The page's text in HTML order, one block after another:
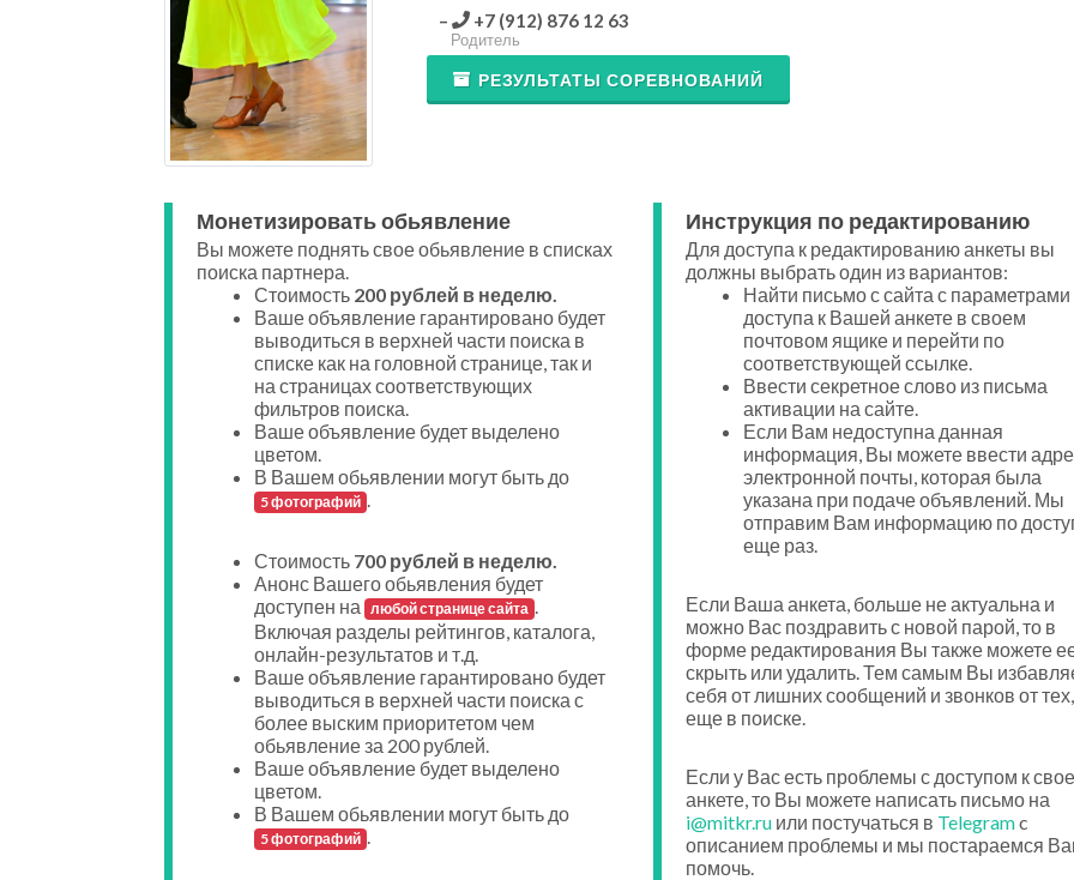
+7 (912) 876 12 63
Родитель
РЕЗУЛЬТАТЫ СОРЕВНОВАНИЙ
Монетизировать обьявление
Вы можете поднять свое обьявление в списках
поиска партнера.
Стоимость 200 рублей в неделю.
Ваше объявление гарантировано будет
выводиться в верхней части поиска в
списке как на головной странице, так и
на страницах соответствующих
фильтров поиска.
Ваше объявление будет выделено
цветом.
В Вашем обьявлении могут быть до
5 фотографий .
Стоимость 700 рублей в неделю.
Анонс Вашего обьявления будет
доступен на любой странице сайта .
Включая разделы рейтингов, каталога,
онлайн-результатов и т.д.
Ваше объявление гарантировано будет
выводиться в верхней части поиска с
более выским приоритетом чем
обьявление за 200 рублей.
Ваше объявление будет выделено
цветом.
В Вашем обьявлении могут быть до
5 фотографий .
Инструкция по редактированию
Для доступа к редактированию анкеты вы
должны выбрать один из вариантов:
Найти письмо с сайта с параметрами
доступа к Вашей анкете в своем
почтовом ящике и перейти по
соответствующей ссылке.
Ввести секретное слово из письма
активации на сайте.
Если Вам недоступна данная
информация, Вы можете ввести
электронной почты, которая была
указана при подаче объявлений. Мы
отправим Вам информацию по
еще раз.
Если Ваша анкета, больше не актуальна и
можно Вас поздравить с новой парой, то в
форме редактирования Вы также можете
скрыть или удалить. Тем самым Вы
себя от лишних сообщений и звонков от тех,
еще в поиске.
Если у Вас есть проблемы с доступом к
анкете, то Вы можете написать письмо на
i@mitkr.ruили постучаться в Telegramc
описанием проблемы и мы постараемся
помочь.